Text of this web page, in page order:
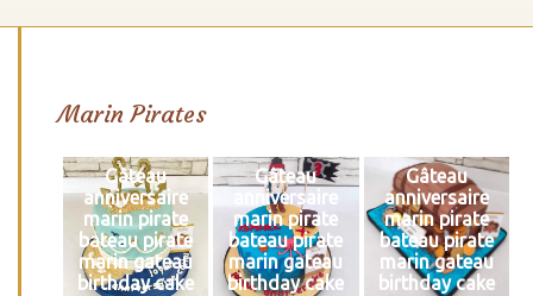
Marin Pirates
Gâteau
anniversaire
marin pirate
bateau pirate
marin gateau
birthday cake
Gâteau
anniversaire
marin pirate
bateau pirate
marin gateau
birthday cake
Gâteau
anniversaire
marin pirate
bateau pirate
marin gateau
birthday cake